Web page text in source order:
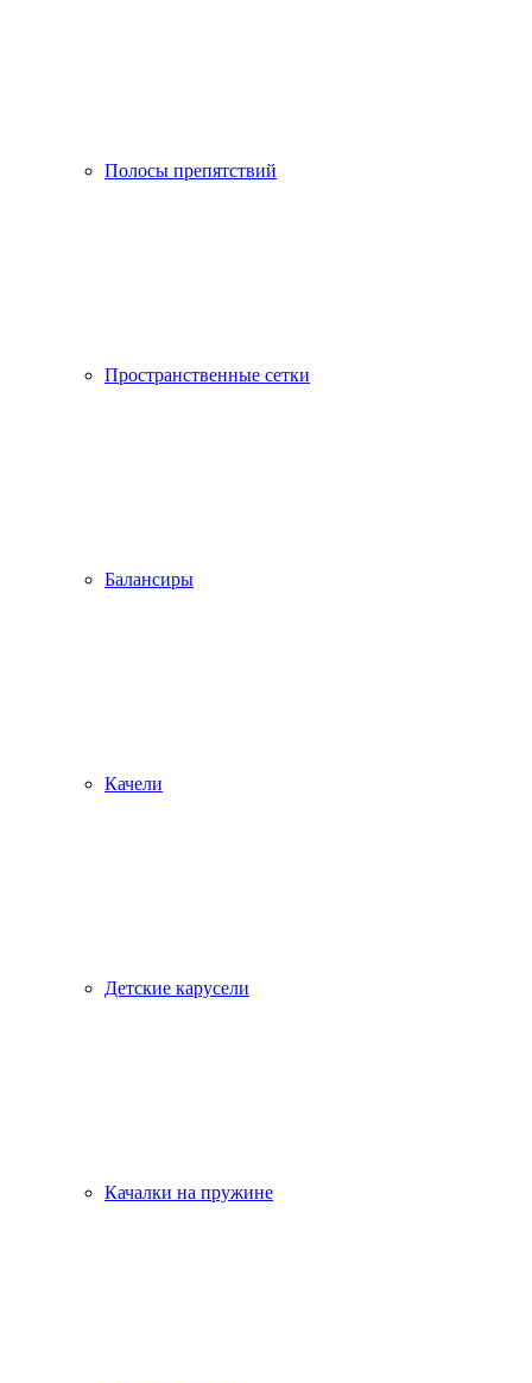
Полосы препятствий
Пространственные сетки
Балансиры
Качели
Детские карусели
Качалки на пружине